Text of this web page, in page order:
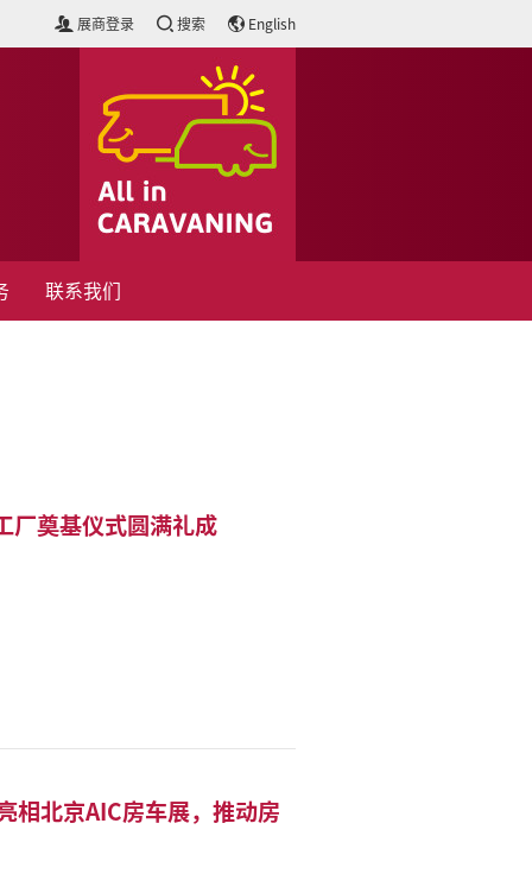
展商登录 搜索 English
联系我们
厂奠基仪式圆满礼成
北京AIC房车展，推动房